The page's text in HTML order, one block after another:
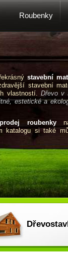
stavební
stavební
vlastností. Dřevo v
estetické a
roubenky
katalogu si také
Roubenky